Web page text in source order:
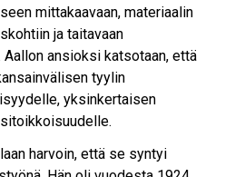
mittakaavaan, materiaalin
ja taitavaan
ansioksi katsotaan, että
tyylin
yksinkertaisen
harvoin, että se syntyi